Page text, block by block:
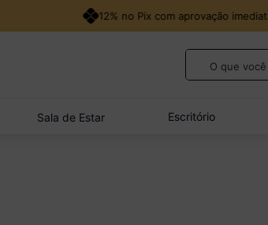
12% no Pix com aprovação
O que você
Sala de Estar Escritório